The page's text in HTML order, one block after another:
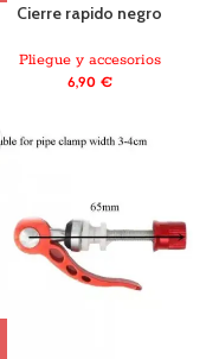
Cierre rapido negro
Pliegue y accesorios
6,90 €